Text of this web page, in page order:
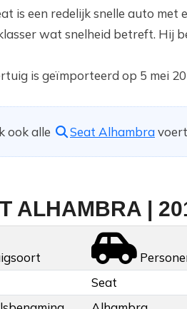
is een redelijk snelle auto
wat snelheid betreft. Hij
is geïmporteerd op 5 mei
ook alle Seat Alhambra
ALHAMBRA |
Seat